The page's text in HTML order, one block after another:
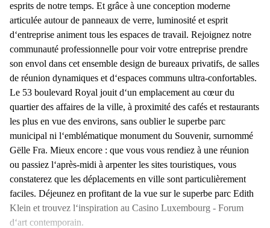
esprits de notre temps. Et grâce à une conception moderne
articulée autour de panneaux de verre, luminosité et esprit
d‘entreprise animent tous les espaces de travail. Rejoignez notre
communauté professionnelle pour voir votre entreprise prendre
son envol dans cet ensemble design de bureaux privatifs, de salles
de réunion dynamiques et d‘espaces communs ultra-confortables.
Le 53 boulevard Royal jouit d‘un emplacement au cœur du
quartier des affaires de la ville, à proximité des cafés et restaurants
les plus en vue des environs, sans oublier le superbe parc
municipal ni l‘emblématique monument du Souvenir, surnommé
Gëlle Fra. Mieux encore : que vous vous rendiez à une réunion
ou passiez l‘après-midi à arpenter les sites touristiques, vous
constaterez que les déplacements en ville sont particulièrement
faciles. Déjeunez en profitant de la vue sur le superbe parc Edith
Klein et trouvez l‘inspiration au Casino Luxembourg - Forum
d‘art contemporain.